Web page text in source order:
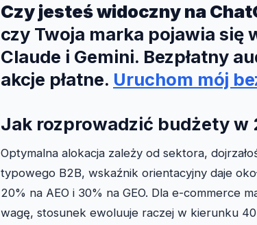
Czy jesteś widoczny na
czy Twoja marka pojawia się
Claude i Gemini. Bezpłatny
akcje płatne. Uruchom mój
Jak rozprowadzić budżety w
Optymalna alokacja zależy od sektora,
typowego B2B, wskaźnik orientacyjny daje
20% na AEO i 30% na GEO. Dla e-commerce
wagę, stosunek ewoluuje raczej w kierunku